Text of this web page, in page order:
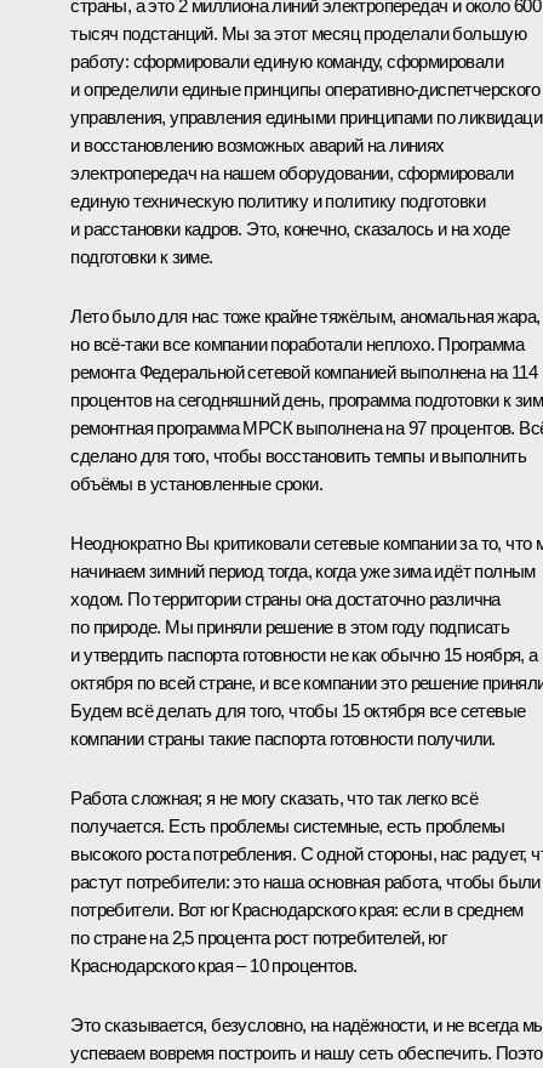
страны, а это 2 миллиона линий электропередач и около 600
тысяч подстанций. Мы за этот месяц проделали большую
работу: сформировали единую команду, сформировали
и определили единые принципы оперативно-диспетчерского
управления, управления едиными принципами по
и восстановлению возможных аварий на линиях
электропередач на нашем оборудовании, сформировали
единую техническую политику и политику подготовки
и расстановки кадров. Это, конечно, сказалось и на ходе
подготовки к зиме.
Лето было для нас тоже крайне тяжёлым, аномальная жара,
но всё‑таки все компании поработали неплохо. Программа
ремонта Федеральной сетевой компанией выполнена на 114
процентов на сегодняшний день, программа подготовки к
ремонтная программа МРСК выполнена на 97 процентов.
сделано для того, чтобы восстановить темпы и выполнить
объёмы в установленные сроки.
Неоднократно Вы критиковали сетевые компании за то, что
начинаем зимний период тогда, когда уже зима идёт полным
ходом. По территории страны она достаточно различна
по природе. Мы приняли решение в этом году подписать
и утвердить паспорта готовности не как обычно 15 ноября, а
октября по всей стране, и все компании это решение
Будем всё делать для того, чтобы 15 октября все сетевые
компании страны такие паспорта готовности получили.
Работа сложная; я не могу сказать, что так легко всё
получается. Есть проблемы системные, есть проблемы
высокого роста потребления. С одной стороны, нас радует,
растут потребители: это наша основная работа, чтобы были
потребители. Вот юг Краснодарского края: если в среднем
по стране на 2,5 процента рост потребителей, юг
Краснодарского края – 10 процентов.
Это сказывается, безусловно, на надёжности, и не всегда
успеваем вовремя построить и нашу сеть обеспечить.